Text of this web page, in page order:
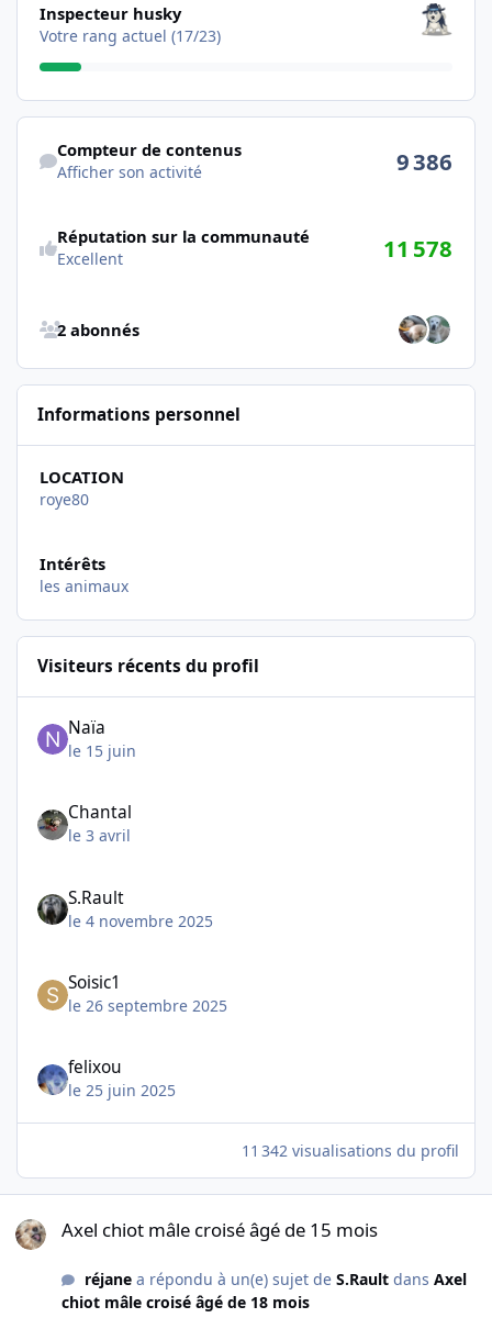
Inspecteur husky
Votre rang actuel (17/23)
Afficher son activité
Compteur de contenus
Afficher son activité 9 386
Réputation sur la communauté
Excellent 11 578
2 abonnés
Informations personnel
LOCATION
roye80
Intérêts
les animaux
Visiteurs récents du profil
Naïa
le 15 juin
Chantal
le 3 avril
S.Rault
le 4 novembre 2025
Soisic1
le 26 septembre 2025
felixou
le 25 juin 2025
11 342 visualisations du profil
Axel chiot mâle croisé âgé de 15 mois
réjanea répondu à un(e) sujet de S.Raultdans Axel
chiot mâle croisé âgé de 18 mois